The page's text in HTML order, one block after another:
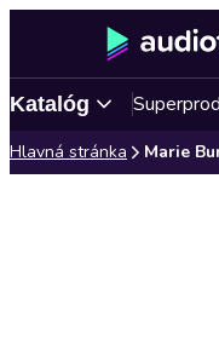
Katalóg
Hlavná stránka Marie